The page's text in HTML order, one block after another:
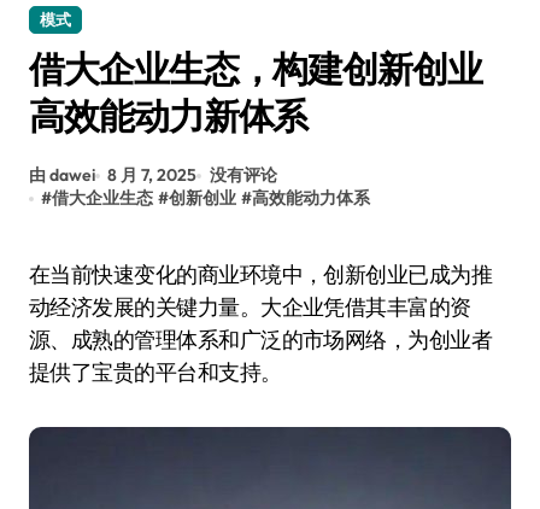
模式
借大企业生态，构建创新创业
高效能动力新体系
由 dawei 8 月 7, 2025 没有评论
#借大企业生态 #创新创业 #高效能动力体系
在当前快速变化的商业环境中，创新创业已成为推
动经济发展的关键力量。大企业凭借其丰富的资
源、成熟的管理体系和广泛的市场网络，为创业者
提供了宝贵的平台和支持。